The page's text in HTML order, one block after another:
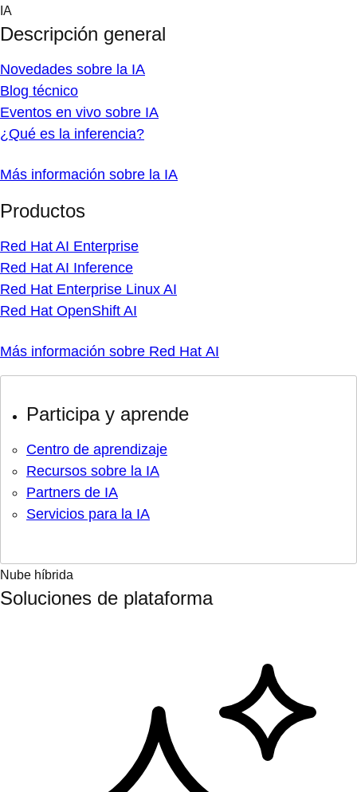
Skip
content
IA
Descripción general
Novedades sobre la IA
Blog técnico
Eventos en vivo sobre IA
¿Qué es la inferencia?
Más información sobre la IA
Productos
Red Hat AI Enterprise
Red Hat AI Inference
Red Hat Enterprise Linux AI
Red Hat OpenShift AI
Más información sobre Red Hat AI
Participa y aprende
Centro de aprendizaje
Recursos sobre la IA
Partners de IA
Servicios para la IA
Nube híbrida
Soluciones de plataforma